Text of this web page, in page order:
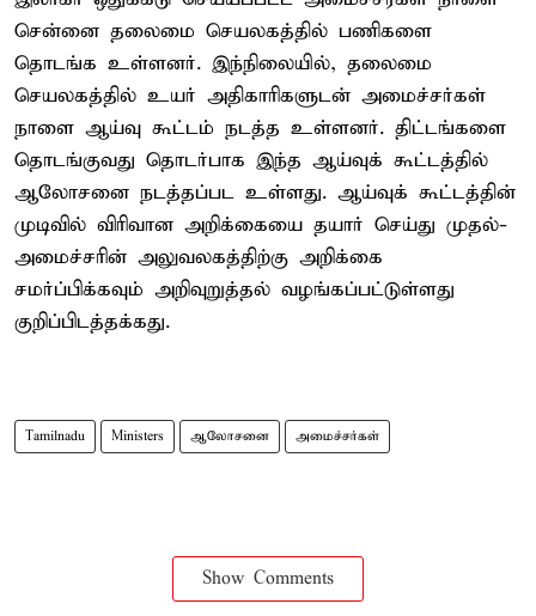
சென்னை தலைமை செயலகத்தில் பணிகளை
தொடங்க உள்ளனர். இந்நிலையில், தலைமை
செயலகத்தில் உயர் அதிகாரிகளுடன் அமைச்சர்கள்
நாளை ஆய்வு கூட்டம் நடத்த உள்ளனர். திட்டங்களை
தொடங்குவது தொடர்பாக இந்த ஆய்வுக் கூட்டத்தில்
ஆலோசனை நடத்தப்பட உள்ளது. ஆய்வுக் கூட்டத்தின்
முடிவில் விரிவான அறிக்கையை தயார் செய்து முதல்-
அமைச்சரின் அலுவலகத்திற்கு அறிக்கை
சமர்ப்பிக்கவும் அறிவுறுத்தல் வழங்கப்பட்டுள்ளது
குறிப்பிடத்தக்கது.
Tamilnadu Ministers ஆலோசனை அமைச்சர்கள்
Show Comments